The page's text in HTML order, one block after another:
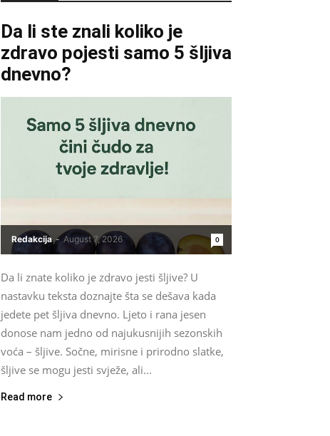
Da li ste znali koliko je
zdravo pojesti samo 5 šljiva
dnevno?
Redakcija - August 7, 2026 0
Da li znate koliko je zdravo jesti šljive? U
nastavku teksta doznajte šta se dešava kada
jedete pet šljiva dnevno. Ljeto i rana jesen
donose nam jedno od najukusnijih sezonskih
voća – šljive. Sočne, mirisne i prirodno slatke,
šljive se mogu jesti svježe, ali...
Read more